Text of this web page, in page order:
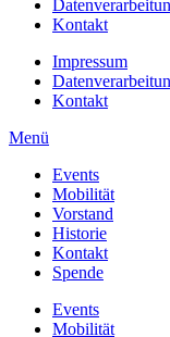
Kontakt
Impressum
Kontakt
Menü
Events
Mobilität
Vorstand
Historie
Kontakt
Spende
Events
Mobilität